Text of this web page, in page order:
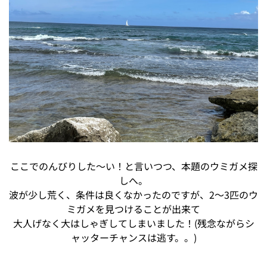
ここでのんびりした～い！と言いつつ、本題のウミガメ探
しへ。
波が少し荒く、条件は良くなかったのですが、2～3匹のウ
ミガメを見つけることが出来て
大人げなく大はしゃぎしてしまいました！(残念ながらシ
ャッターチャンスは逃す。。)